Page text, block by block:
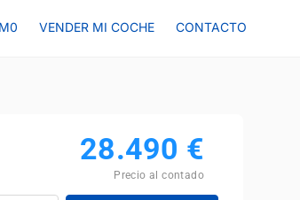
VENDER MI COCHE CONTACTO
28.490 €
Precio al contado